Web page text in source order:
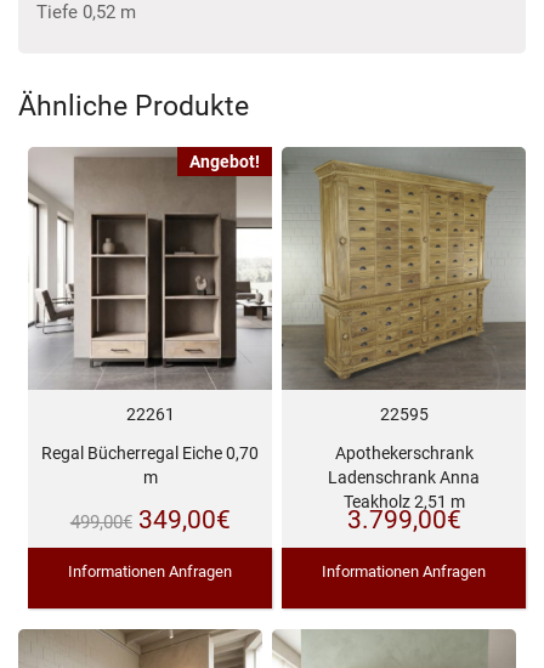
Tiefe 0,52 m
Ähnliche Produkte
Angebot!
22261
Regal Bücherregal Eiche 0,70
m
499,00€ Ursprünglicher
Preis
499,00€
349,00€Aktueller
Preis
349,00€.
Informationen Anfragen
22595
Apothekerschrank
Ladenschrank Anna
Teakholz 2,51 m
3.799,00€
Informationen Anfragen